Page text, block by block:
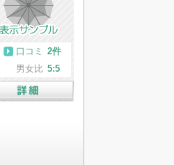
口コミ
2件
男女比 5:5